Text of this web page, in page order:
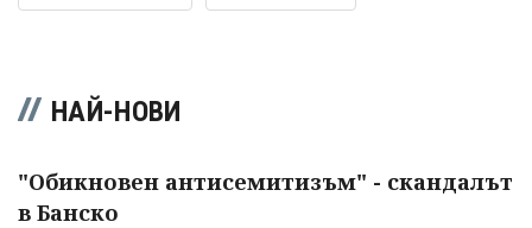
НАЙ-НОВИ
"Обикновен антисемитизъм" - скандалът
в Банско